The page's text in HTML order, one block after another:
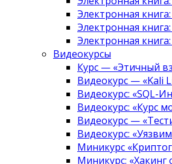
Электронная
Электронная
Электронная
Видеокурсы
Курс — «Этичный
Видеокурс — «Kali
Видеокурс: «SQL-
Видеокурс: «Курс
Видеокурс —
Видеокурс:
Миникурс
Миникурс: «Хакинг